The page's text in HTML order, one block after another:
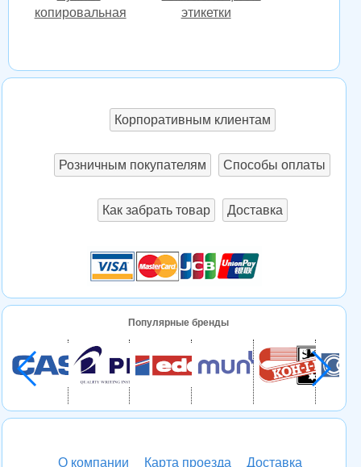
копировальная
этикетки
Корпоративным клиентам
Розничным покупателям Способы оплаты
Как забрать товар Доставка
Популярные бренды
О компании Карта проезда Доставка